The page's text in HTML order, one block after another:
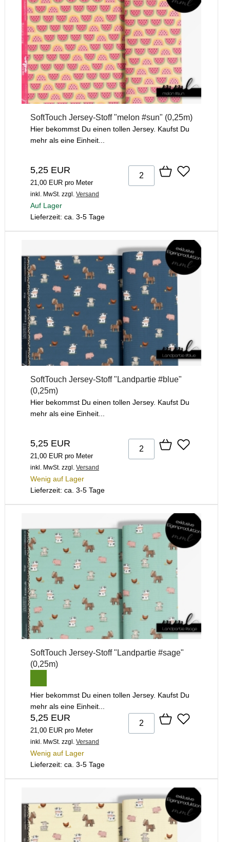
SoftTouch Jersey-Stoff "melon #sun" (0,25m)
Hier bekommst Du einen tollen Jersey. Kaufst Du
mehr als eine Einheit...
5,25 EUR
21,00 EUR pro Meter
inkl. MwSt. zzgl. Versand
Auf Lager
Lieferzeit: ca. 3-5 Tage
SoftTouch Jersey-Stoff "Landpartie #blue"
(0,25m)
Hier bekommst Du einen tollen Jersey. Kaufst Du
mehr als eine Einheit...
5,25 EUR
21,00 EUR pro Meter
inkl. MwSt. zzgl. Versand
Wenig auf Lager
Lieferzeit: ca. 3-5 Tage
SoftTouch Jersey-Stoff "Landpartie #sage"
(0,25m)
Hier bekommst Du einen tollen Jersey. Kaufst Du
mehr als eine Einheit...
5,25 EUR
21,00 EUR pro Meter
inkl. MwSt. zzgl. Versand
Wenig auf Lager
Lieferzeit: ca. 3-5 Tage